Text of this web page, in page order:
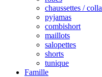
chaussettes /
pyjamas
combishort
maillots
salopettes
shorts
tunique
Famille